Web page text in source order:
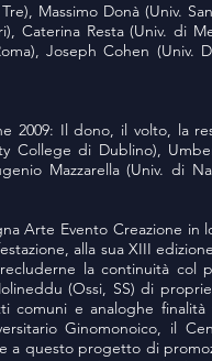
Massimo Donà (Univ.
Caterina Resta (Univ. di
Joseph Cohen (Univ.
2009: Il dono, il volto, la
College di Dublino),
Mazzarella (Univ. di
Arte Evento Creazione in
alla sua XIII
la continuità col
(Ossi, SS) di
e analoghe finalità
Ginomonoico, il
a questo progetto di